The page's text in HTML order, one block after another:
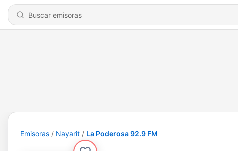
Emisoras Nayarit La Poderosa 92.9 FM